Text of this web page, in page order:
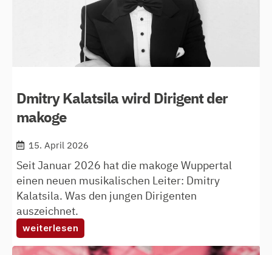
Dmitry Kalatsila wird Dirigent der
makoge
15. April 2026
Seit Januar 2026 hat die makoge Wuppertal
einen neuen musikalischen Leiter: Dmitry
Kalatsila. Was den jungen Dirigenten
auszeichnet.
weiterlesen
dmitry
kalatsila wird